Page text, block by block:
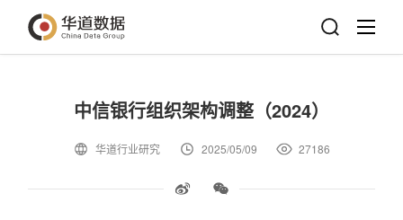
中信银行组织架构调整（2024）
华道行业研究 2025/05/09 27186